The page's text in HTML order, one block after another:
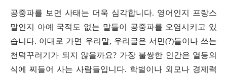
공중파를 보면 사태는 더욱 심각합니다. 영어인지 프랑스
말인지 아예 국적도 없는 말들이 공중파를 오염시키고 있
습니다. 이대로 가면 우리말, 우리글은 서민(?)들이나 쓰는
천덕꾸러기가 되지 않을까요? 가장 불쌍한 인간은 열등의
식에 찌들어 사는 사람들입니다. 학벌이나 외모나 경제력